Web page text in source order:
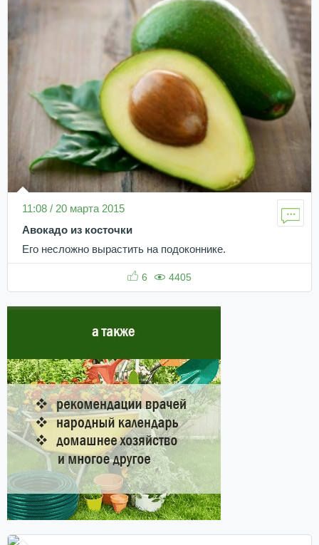
11:08 / 20 марта 2015
Авокадо из косточки
Его несложно вырастить на подоконнике.
6 4405